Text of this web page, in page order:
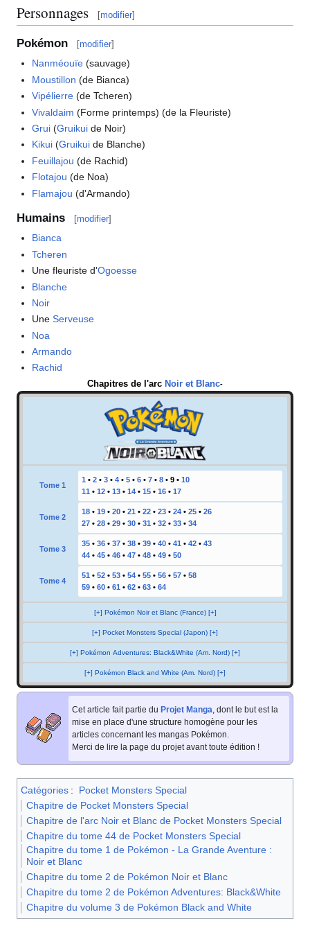
Personnages [modifier]
Pokémon [modifier]
Nanméouïe (sauvage)
Moustillon (de Bianca)
Vipélierre (de Tcheren)
Vivaldaim (Forme printemps) (de la Fleuriste)
Grui (Gruikui de Noir)
Kikui (Gruikui de Blanche)
Feuillajou (de Rachid)
Flotajou (de Noa)
Flamajou (d'Armando)
Humains [modifier]
Bianca
Tcheren
Une fleuriste d'Ogoesse
Blanche
Noir
UneServeuse
Noa
Armando
Rachid
Chapitres de l'arc Noir et Blanc-
Tome 1
1 • 2 • 3 • 4 • 5 • 6 • 7 • 8 • 9 • 10
11 • 12 • 13 • 14 • 15 • 16 • 17
Tome 2
18 • 19 • 20 • 21 • 22 • 23 • 24 • 25 • 26
27 • 28 • 29 • 30 • 31 • 32 • 33 • 34
Tome 3
35 • 36 • 37 • 38 • 39 • 40 • 41 • 42 • 43
44 • 45 • 46 • 47 • 48 • 49 • 50
Tome 4
51 • 52 • 53 • 54 • 55 • 56 • 57 • 58
59 • 60 • 61 • 62 • 63 • 64
[+] Pokémon Noir et Blanc (France) [+]
[+] Pocket Monsters Special (Japon) [+]
[+] Pokémon Adventures: Black&White (Am. Nord) [+]
[+] Pokémon Black and White (Am. Nord) [+]
Cet article fait partie du Projet Manga , dont le but est la
mise en place d'une structure homogène pour les
articles concernant les mangas Pokémon.
Merci de lire la page du projet avant toute édition !
Catégories :
Pocket Monsters Special
Chapitre de Pocket Monsters Special
Chapitre de l'arc Noir et Blanc de Pocket Monsters Special
Chapitre du tome 44 de Pocket Monsters Special
Chapitre du tome 1 de Pokémon - La Grande Aventure :
Noir et Blanc
Chapitre du tome 2 de Pokémon Noir et Blanc
Chapitre du tome 2 de Pokémon Adventures: Black&White
Chapitre du volume 3 de Pokémon Black and White